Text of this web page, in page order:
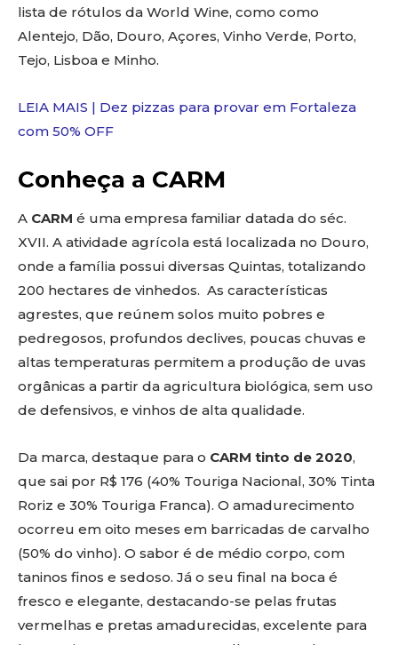
lista de rótulos da World Wine, como como
Alentejo, Dão, Douro, Açores, Vinho Verde, Porto,
Tejo, Lisboa e Minho.
LEIA MAIS | Dez pizzas para provar em Fortaleza
com 50% OFF
Conheça a CARM
A CARM é uma empresa familiar datada do séc.
XVII. A atividade agrícola está localizada no Douro,
onde a família possui diversas Quintas, totalizando
200 hectares de vinhedos. As características
agrestes, que reúnem solos muito pobres e
pedregosos, profundos declives, poucas chuvas e
altas temperaturas permitem a produção de uvas
orgânicas a partir da agricultura biológica, sem uso
de defensivos, e vinhos de alta qualidade.
Da marca, destaque para o CARM tinto de 2020,
que sai por R$ 176 (40% Touriga Nacional, 30% Tinta
Roriz e 30% Touriga Franca). O amadurecimento
ocorreu em oito meses em barricadas de carvalho
(50% do vinho). O sabor é de médio corpo, com
taninos finos e sedoso. Já o seu final na boca é
fresco e elegante, destacando-se pelas frutas
vermelhas e pretas amadurecidas, excelente para